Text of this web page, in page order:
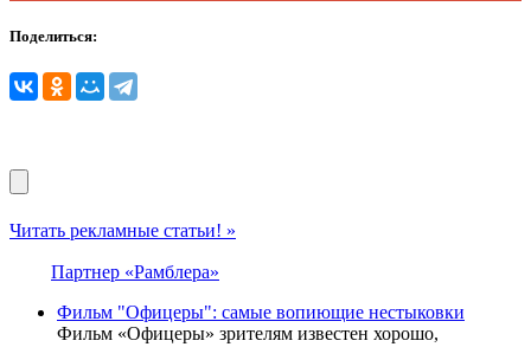
Поделиться:
Читать рекламные статьи! »
Партнер «Рамблера»
Фильм "Офицеры": самые вопиющие нестыковки
Фильм «Офицеры» зрителям известен хорошо,